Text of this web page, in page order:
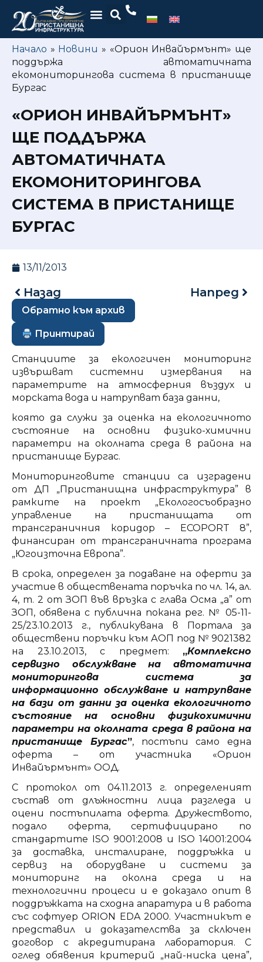
Начало » Новини » «Орион Инвайърмънт» ще
поддържа автоматичната
екомониторингова система в пристанище
Бургас
«ОРИОН ИНВАЙЪРМЪНТ»
ЩЕ ПОДДЪРЖА
АВТОМАТИЧНАТА
ЕКОМОНИТОРИНГОВА
СИСТЕМА В ПРИСТАНИЩЕ
БУРГАС
13/11/2013
Назад Напред
Обратно към архив
Принтирай
Станциите за екологичен мониторинг
извършват системни измервания на
параметрите на атмосферния въздух и
морската вода и натрупват база данни,
която да служи за оценка на екологичното
състояние на основни физико-химични
параметри на околната среда в района на
пристанище Бургас.
Мониторинговите станции са изградени
от ДП „Пристанищна инфраструктура” в
рамките на проект „Екологосъобразно
управление на пристанищата от
трансграничния коридор – ECOPORT 8”,
финансиран от трансграничната програма
„Югоизточна Европа”.
В срока, определен за подаване на оферти за
участие в обществената поръчка по чл. 14, ал.
4, т. 2 от ЗОП във връзка с глава Осма „а” от
ЗОП, обявена с публична покана рег. № 05-11-
25/23.10.2013 г., публикувана в Портала за
обществени поръчки към АОП под № 9021382
на 23.10.2013, с предмет: „Комплексно
сервизно обслужване на автоматична
мониторингова система за
информационно обслужване и натрупване
на бази от данни за оценка екологичното
състояние на основни физикохимични
параметри на околната среда в района на
пристанище Бургас”, постъпи само една
оферта – от участника «Орион
Инвайърмънт» ООД.
С протокол от 04.11.2013 г. определеният
състав от длъжностни лица разгледа и
оцени постъпилата оферта. Дружеството,
подало оферта, сертифицирано по
стандартите ISO 9001:2008 и ISO 14001:2004
за доставка, инсталиране, поддръжка и
сервиз на оборудване и системи за
мониторинг на околна среда и на
технологични процеси и е доказало опит в
поддръжката на сходна апаратура и в работа
със софтуер ORION EDA 2000. Участникът е
представил и доказателства за сключен
договор с акредитирана лаборатория. С
оглед обявения критерий „най-ниска цена”,